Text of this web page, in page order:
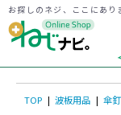
お探しのネジ、ここにあり
TOP | 波板用品 | 傘釘